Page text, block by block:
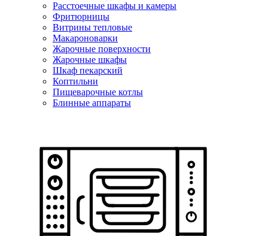
Расстоечные шкафы и камеры
Фритюрницы
Витрины тепловые
Макароноварки
Жарочные поверхности
Жарочные шкафы
Шкаф пекарский
Коптильни
Пищеварочные котлы
Блинные аппараты